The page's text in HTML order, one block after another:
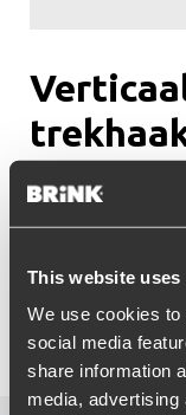
This website uses
We use cookies
social media
share information
media,
Bent u op zoek
volledig onzichtbaar
afneembare haak
kunt u ook de
Controleer hiervoor
onze website.